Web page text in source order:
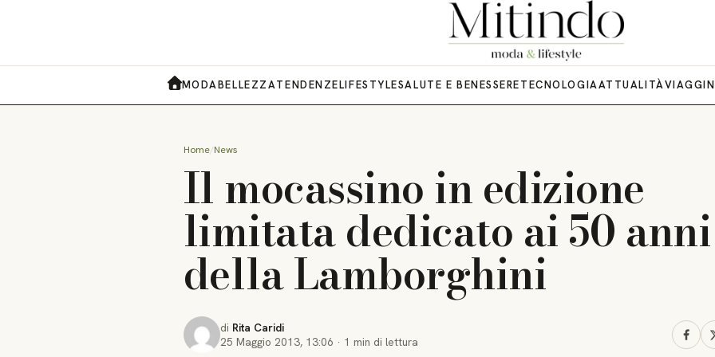
MODABELLEZZATENDENZELIFESTYLESALUTE E BENESSERETECNOLOGIAATTUALITÀVIAGGI
Home News
Il mocassino in edizione
limitata dedicato ai 50 anni
della Lamborghini
di Rita Caridi
25 Maggio 2013, 13:06 · 1 min di lettura